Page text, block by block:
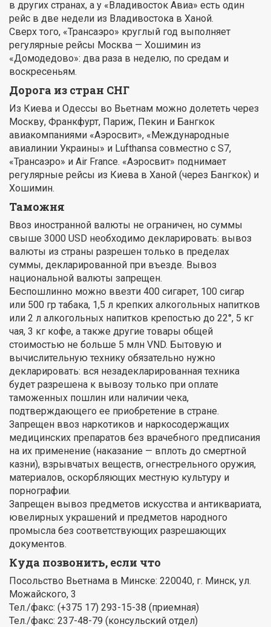
в других странах, а у «Владивосток Авиа» есть один
рейс в две недели из Владивостока в Ханой.
Сверх того, «Трансаэро» круглый год выполняет
регулярные рейсы Москва — Хошимин из
«Домодедово»: два раза в неделю, по средам и
воскресеньям.
Дорога из стран СНГ
Из Киева и Одессы во Вьетнам можно долететь через
Москву, Франкфурт, Париж, Пекин и Бангкок
авиакомпаниями «Аэросвит», «Международные
авиалинии Украины» и Lufthansa совместно с S7,
«Трансаэро» и Air France. «Аэросвит» поднимает
регулярные рейсы из Киева в Ханой (через Бангкок) и
Хошимин.
Таможня
Ввоз иностранной валюты не ограничен, но суммы
свыше 3000 USD необходимо декларировать: вывоз
валюты из страны разрешен только в пределах
суммы, декларированной при въезде. Вывоз
национальной валюты запрещен.
Беспошлинно можно ввезти 400 сигарет, 100 сигар
или 500 гр табака, 1,5 л крепких алкогольных напитков
или 2 л алкогольных напитков крепостью до 22°, 5 кг
чая, 3 кг кофе, а также другие товары общей
стоимостью не больше 5 млн VND. Бытовую и
вычислительную технику обязательно нужно
декларировать: вся незадекларированная техника
будет разрешена к вывозу только при оплате
таможенных пошлин или наличии чека,
подтверждающего ее приобретение в стране.
Запрещен ввоз наркотиков и наркосодержащих
медицинских препаратов без врачебного предписания
на их применение (наказание — вплоть до смертной
казни), взрывчатых веществ, огнестрельного оружия,
материалов, оскорбляющих местную культуру и
порнографии.
Запрещен вывоз предметов искусства и антиквариата,
ювелирных украшений и предметов народного
промысла без соответствующих разрешающих
документов.
Куда позвонить, если что
Посольство Вьетнама в Минске: 220040, г. Минск, ул.
Можайского, 3
Тел./факс: (+375 17) 293-15-38 (приемная)
Тел./факс: 237-48-79 (консульский отдел)